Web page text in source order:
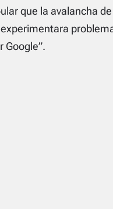
que la avalancha
Google”.